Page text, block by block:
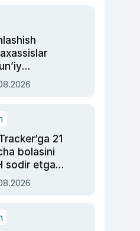
xavotir
21
bolasini
sodir etgan
o‘qildi